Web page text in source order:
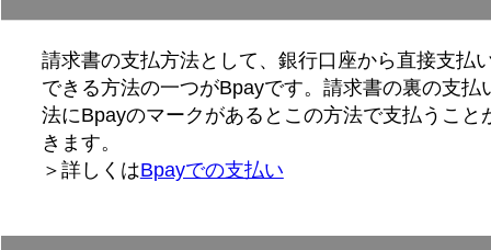
請求書の支払方法として、銀行口座から直接支払
できる方法の一つがBpayです。請求書の裏の支払
法にBpayのマークがあるとこの方法で支払うこと
きます。
＞詳しくはBpayでの支払い